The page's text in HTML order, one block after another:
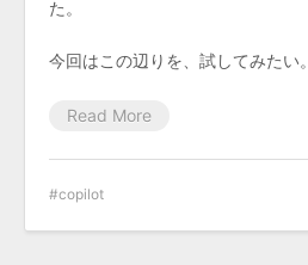
た。
今回はこの辺りを、試してみたい。
Read More
copilot